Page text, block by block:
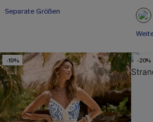
Separate Größen
-19% -20%